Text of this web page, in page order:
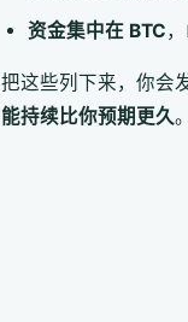
资金集中在 BTC
把这些列下来，你会
能持续比你预期更久。